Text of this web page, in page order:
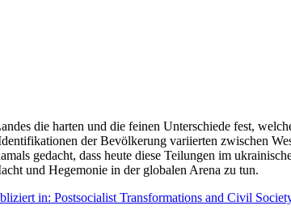
die harten und die feinen Unterschiede fest,
der Bevölkerung variierten zwischen
gedacht, dass heute diese Teilungen im
und Hegemonie in der globalen Arena zu tun.
in: Postsocialist Transformations and Civil